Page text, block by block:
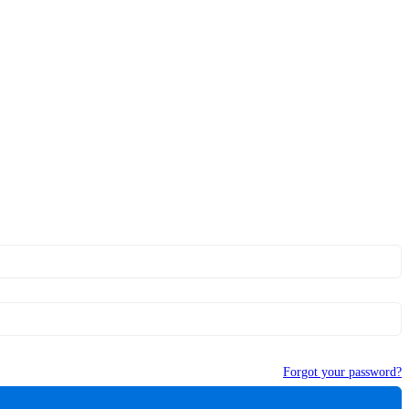
Forgot your password?